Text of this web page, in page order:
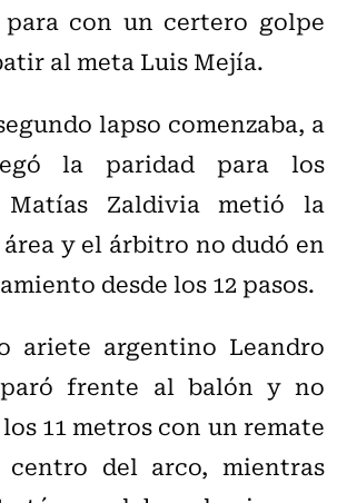
con un certero golpe
al meta Luis Mejía.
lapso comenzaba, a
la paridad para los
Matías Zaldivia metió la
y el árbitro no dudó en
desde los 12 pasos.
ariete argentino Leandro
frente al balón y no
11 metros con un remate
centro del arco, mientras